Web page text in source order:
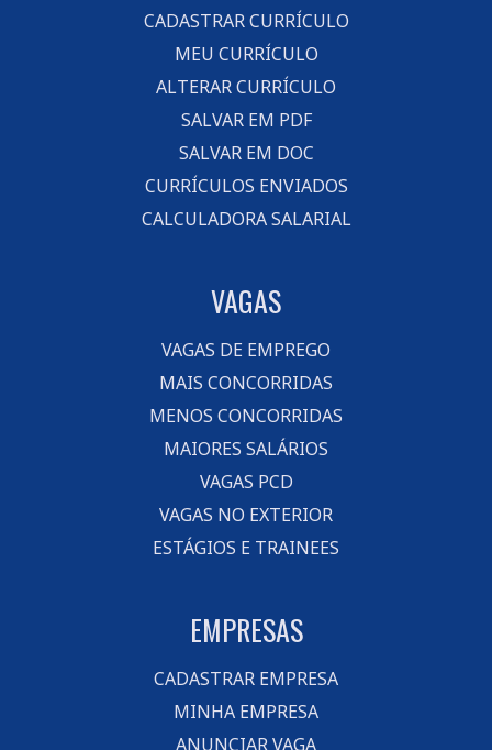
CADASTRAR CURRÍCULO
MEU CURRÍCULO
ALTERAR CURRÍCULO
SALVAR EM PDF
SALVAR EM DOC
CURRÍCULOS ENVIADOS
CALCULADORA SALARIAL
VAGAS
VAGAS DE EMPREGO
MAIS CONCORRIDAS
MENOS CONCORRIDAS
MAIORES SALÁRIOS
VAGAS PCD
VAGAS NO EXTERIOR
ESTÁGIOS E TRAINEES
EMPRESAS
CADASTRAR EMPRESA
MINHA EMPRESA
ANUNCIAR VAGA